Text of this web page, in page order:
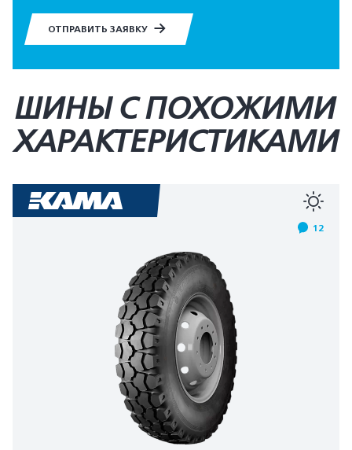
ОТПРАВИТЬ ЗАЯВКУ
ШИНЫ С ПОХОЖИМИ
ХАРАКТЕРИСТИКАМИ
12